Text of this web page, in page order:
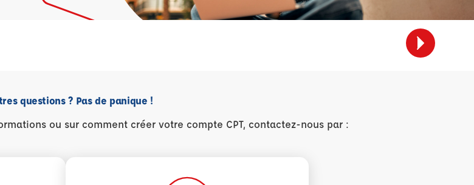
questions ? Pas de panique !
ou sur comment créer votre compte CPT, contactez-nous par :